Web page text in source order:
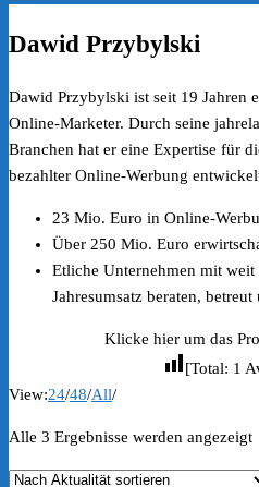
Dawid Przybylski
Dawid Przybylski ist seit 19 Jahren
Online-Marketer. Durch seine
Branchen hat er eine Expertise für
bezahlter Online-Werbung
23 Mio. Euro in Online-
Über 250 Mio. Euro
Etliche Unternehmen mit
Jahresumsatz beraten,
Klicke hier um das
[Total: 1
View:24/48/All/
Alle 3 Ergebnisse werden angezeigt